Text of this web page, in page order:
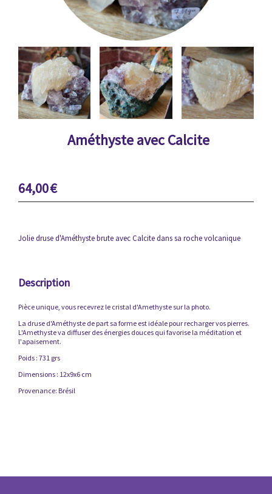
Améthyste avec Calcite
64,00€
Jolie druse d'Améthyste brute avec Calcite dans sa roche volcanique
Description
Pièce unique, vous recevrez le cristal d'Amethyste sur la photo.
La druse d'Améthyste de part sa forme est idéale pour recharger vos pierres.
L'Amethyste va diffuser des énergies douces qui favorise la méditation et
l'apaisement.
Poids : 731 grs
Dimensions : 12x9x6 cm
Provenance: Brésil